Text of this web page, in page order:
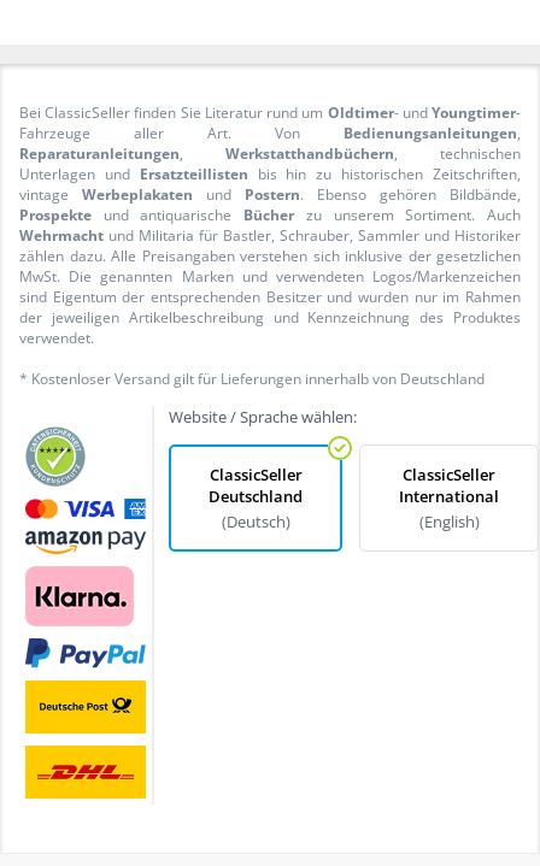
Bei ClassicSeller finden Sie Literatur rund um Oldtimer- undYoungtimer-
Fahrzeuge aller Art. Von Bedienungsanleitungen,
Reparaturanleitungen, Werkstatthandbüchern, technischen
Unterlagen und Ersatzteillisten bis hin zu historischen Zeitschriften,
vintage Werbeplakaten und Postern. Ebenso gehören Bildbände,
Prospekte und antiquarische Bücher zu unserem Sortiment. Auch
Wehrmacht und Militaria für Bastler, Schrauber, Sammler und Historiker
zählen dazu. Alle Preisangaben verstehen sich inklusive der gesetzlichen
MwSt. Die genannten Marken und verwendeten Logos/Markenzeichen
sind Eigentum der entsprechenden Besitzer und wurden nur im Rahmen
der jeweiligen Artikelbeschreibung und Kennzeichnung des Produktes
verwendet.
* Kostenloser Versand gilt für Lieferungen innerhalb von Deutschland
Website / Sprache wählen:
ClassicSeller
Deutschland
(Deutsch)
ClassicSeller
International
(English)